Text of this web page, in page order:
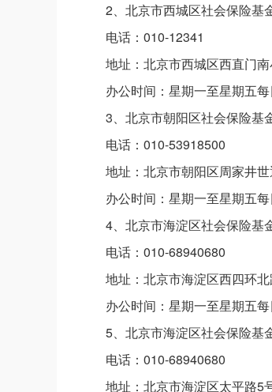
2、北京市西城区社会保险基
电话：010-12341
地址：北京市西城区西直门
办公时间：星期一至星期五
3、北京市朝阳区社会保险基
电话：010-53918500
地址：北京市朝阳区周家井
办公时间：星期一至星期五
4、北京市海淀区社会保险基
电话：010-68940680
地址：北京市海淀区西四环
办公时间：星期一至星期五
5、北京市海淀区社会保险基
电话：010-68940680
地址：北京市海淀区太平路5